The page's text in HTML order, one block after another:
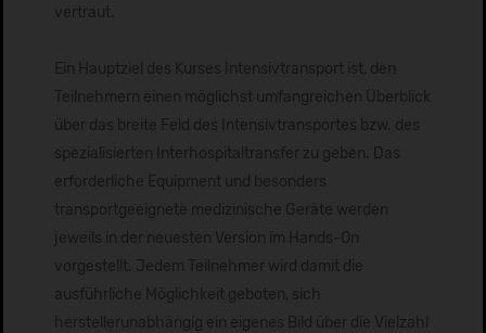
vertraut.
Ein Hauptziel des Kurses Intensivtransport ist, den
Teilnehmern einen möglichst umfangreichen Überblick
über das breite Feld des Intensivtransportes bzw. des
spezialisierten Interhospitaltransfer zu geben. Das
erforderliche Equipment und besonders
transportgeeignete medizinische Geräte werden
jeweils in der neuesten Version im Hands-On
vorgestellt. Jedem Teilnehmer wird damit die
ausführliche Möglichkeit geboten, sich
herstellerunabhängig ein eigenes Bild über die Vielzahl